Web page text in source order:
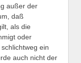
außer der
daß
als die
oder
ein
auch nicht der